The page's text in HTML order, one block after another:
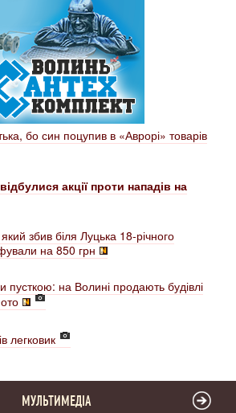
бо син поцупив в «Аврорі» товарів
акції проти нападів на
збив біля Луцька 18-річного
на 850 грн
пусткою: на Волині продають будівлі
легковик
МУЛЬТИМЕДІА